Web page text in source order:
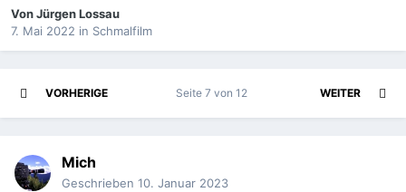
VonJürgen Lossau
7. Mai 2022 in Schmalfilm
VORHERIGE WEITER
Seite 7 von 12
Mich
Geschrieben 10. Januar 2023